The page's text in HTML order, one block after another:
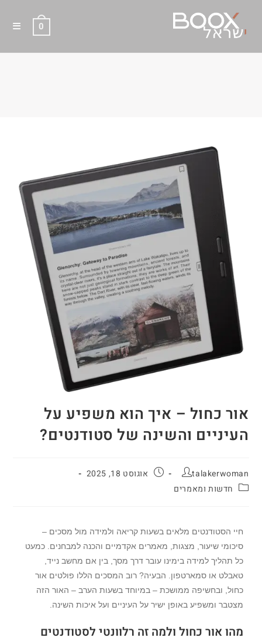
0
אור כחול – איך הוא משפיע על
העיניים והשינה של סטודנטים?
talakerwoman
אוגוסט 18, 2025
חדשות ומאמרים
חיי הסטודנטים מלאים בשעות קריאה ולמידה מול מסכים –
סיכומי שיעור, מצגות, מאמרים אקדמיים והכנה למבחנים. כמעט
כל תהליך למידה בימינו עובר דרך מסך, בין אם מחשב נייד,
טאבלט או סמארטפון. הבעיה? רוב המסכים הללו פולטים אור
כחול, ובחשיפה ממושכת – במיוחד בשעות הערב – האור הזה
מצטבר ומשפיע באופן ישיר על העיניים ועל איכות השינה.
מהו אור כחול ולמה זה רלוונטי לסטודנטים